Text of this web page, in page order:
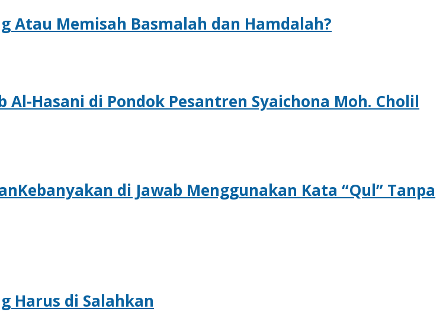
Atau Memisah Basmalah dan Hamdalah?
Hasani di Pondok Pesantren Syaichona Moh. Cholil
di Jawab Menggunakan Kata “Qul” Tanpa
Harus di Salahkan